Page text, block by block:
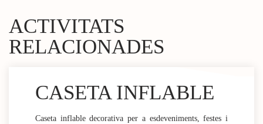
ACTIVITATS
RELACIONADES
CASETA INFLABLE
Caseta inflable decorativa per a esdeveniments, festes i